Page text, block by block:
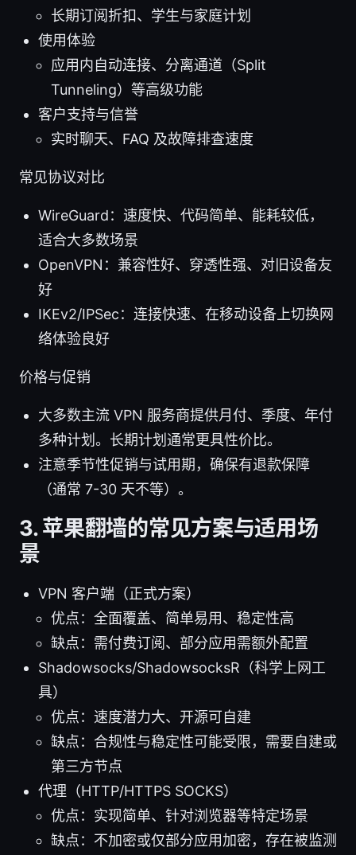
长期订阅折扣、学生与家庭计划
使用体验
应用内自动连接、分离通道（Split
Tunneling）等高级功能
客户支持与信誉
实时聊天、FAQ 及故障排查速度
常见协议对比
WireGuard：速度快、代码简单、能耗较低，
适合大多数场景
OpenVPN：兼容性好、穿透性强、对旧设备友
好
IKEv2/IPSec：连接快速、在移动设备上切换网
络体验良好
价格与促销
大多数主流 VPN 服务商提供月付、季度、年付
多种计划。长期计划通常更具性价比。
注意季节性促销与试用期，确保有退款保障
（通常 7-30 天不等）。
3. 苹果翻墙的常见方案与适用场
景
VPN 客户端（正式方案）
优点：全面覆盖、简单易用、稳定性高
缺点：需付费订阅、部分应用需额外配置
Shadowsocks/ShadowsocksR（科学上网工
具）
优点：速度潜力大、开源可自建
缺点：合规性与稳定性可能受限，需要自建或
第三方节点
代理（HTTP/HTTPS SOCKS）
优点：实现简单、针对浏览器等特定场景
缺点：不加密或仅部分应用加密，存在被监测